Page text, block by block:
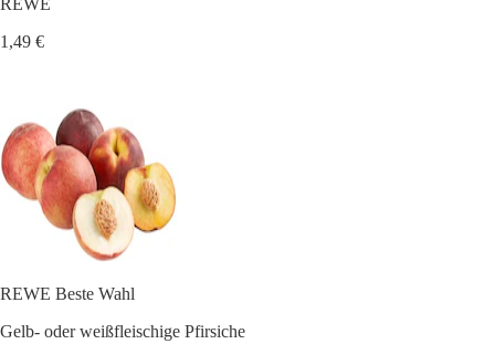
1,49 €
REWE Beste Wahl
Gelb- oder weißfleischige Pfirsiche